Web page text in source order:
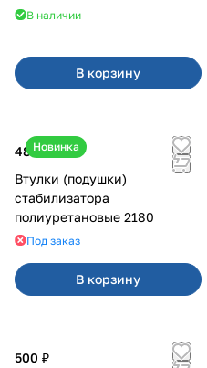
В наличии
В корзину
Новинка
480 ₽
Втулки (подушки)
стабилизатора
полиуретановые 2180
Под заказ
В корзину
500 ₽